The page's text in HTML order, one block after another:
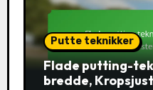
Putte teknikker
Flade putting-
bredde,